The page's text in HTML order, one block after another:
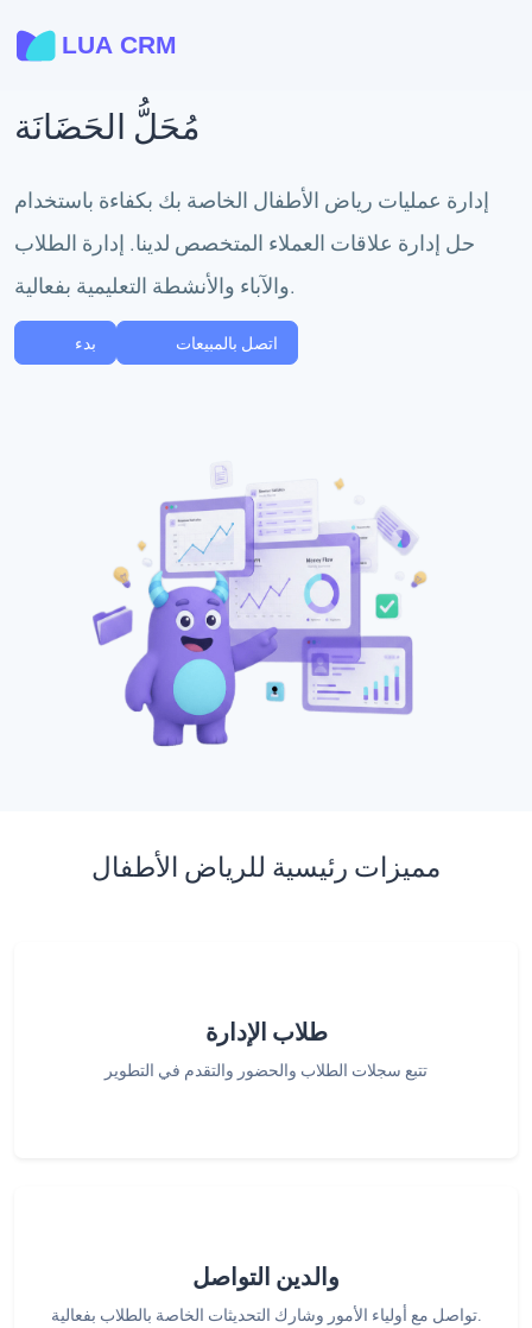
مُحَلُّ الحَضَانَة
إدارة عمليات رياض الأطفال الخاصة بك بكفاءة باستخدام
حل إدارة علاقات العملاء المتخصص لدينا. إدارة الطلاب
والآباء والأنشطة التعليمية بفعالية.
بدء اتصل بالمبيعات
مميزات رئيسية للرياض الأطفال
طلاب الإدارة
تتبع سجلات الطلاب والحضور والتقدم في التطوير
والدين التواصل
تواصل مع أولياء الأمور وشارك التحديثات الخاصة بالطلاب بفعالية.